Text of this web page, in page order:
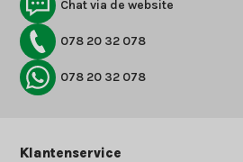
Chat via de website
078 20 32 078
078 20 32 078
Klantenservice